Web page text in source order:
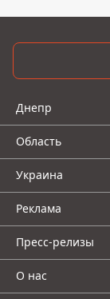
Днепр
Область
Украина
Реклама
Пресс-релизы
О нас